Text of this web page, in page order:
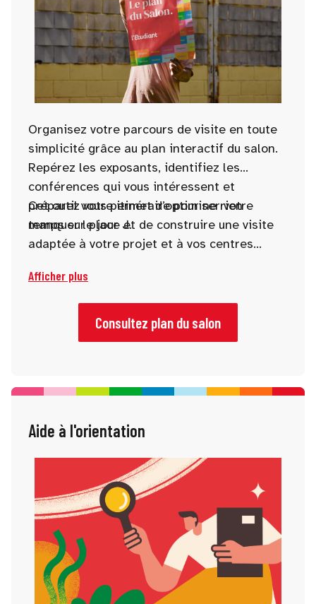
Organisez votre parcours de visite en toute
simplicité grâce au plan interactif du salon.
Repérez les exposants, identifiez les
conférences qui vous intéressent et
préparez votre itinéraire pour ne rien
manquer le jour J.
Cet outil vous permet d’optimiser votre
temps sur place et de construire une visite
adaptée à votre projet et à vos centres
10 jours avant l’ouverture du salon.
Afficher plus
Consultez plan du salon
Aide à l'orientation